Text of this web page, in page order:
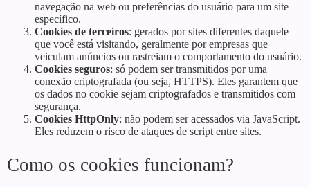
navegação na web ou preferências do usuário para um site
específico.
Cookies de terceiros: gerados por sites diferentes daquele
que você está visitando, geralmente por empresas que
veiculam anúncios ou rastreiam o comportamento do usuário.
Cookies seguros: só podem ser transmitidos por uma
conexão criptografada (ou seja, HTTPS). Eles garantem que
os dados no cookie sejam criptografados e transmitidos com
segurança.
Cookies HttpOnly: não podem ser acessados via JavaScript.
Eles reduzem o risco de ataques de script entre sites.
Como os cookies funcionam?